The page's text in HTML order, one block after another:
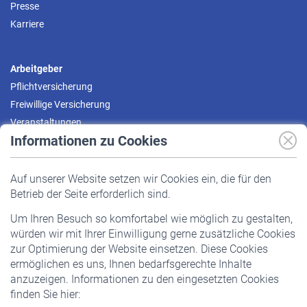
Informationen zu Cookies
Auf unserer Website setzen wir Cookies ein, die für den
Betrieb der Seite erforderlich sind.
Um Ihren Besuch so komfortabel wie möglich zu gestalten,
würden wir mit Ihrer Einwilligung gerne zusätzliche Cookies
zur Optimierung der Website einsetzen. Diese Cookies
ermöglichen es uns, Ihnen bedarfsgerechte Inhalte
anzuzeigen. Informationen zu den eingesetzten Cookies
finden Sie hier:
Presse
Karriere
Arbeitgeber
Pflichtversicherung
Freiwillige Versicherung
Veranstaltungen
Pflichtversicherung
Staatliche Förderung
Veranstaltungen
Rentner
Rentenbeginn